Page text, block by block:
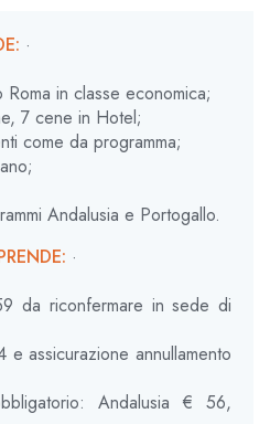
·
in classe economica;
7 cene in Hotel;
come da programma;
Andalusia e Portogallo.
·
da riconfermare in sede di
e assicurazione annullamento
Andalusia € 56,